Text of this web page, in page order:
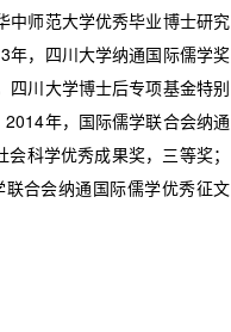
中师范大学优秀毕业博士研究
年，四川大学纳通国际儒学奖
四川大学博士后专项基金特别
年，国际儒学联合会纳通
科学优秀成果奖，三等奖；
合会纳通国际儒学优秀征文